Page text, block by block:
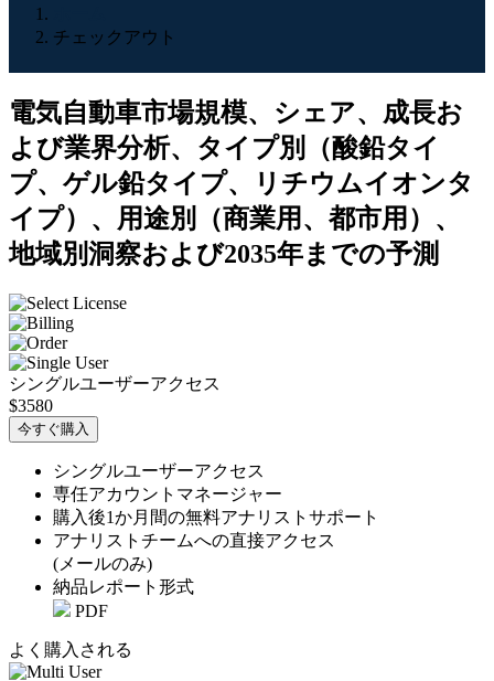
チェックアウト
電気自動車市場規模、シェア、成長お
よび業界分析、タイプ別（酸鉛タイ
プ、ゲル鉛タイプ、リチウムイオンタ
イプ）、用途別（商業用、都市用）、
地域別洞察および2035年までの予測
シングルユーザーアクセス
$3580
今すぐ購入
シングルユーザーアクセス
専任アカウントマネージャー
購入後1か月間の無料アナリストサポート
アナリストチームへの直接アクセス
(メールのみ)
納品レポート形式
PDF
よく購入される